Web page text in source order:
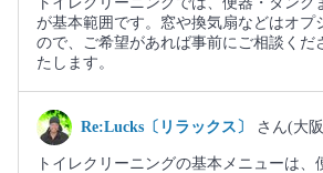
が基本範囲です。窓や換気扇などはオプ
ので、ご希望があれば事前にご相談くだ
たします。
Re:Lucks〔リラックス〕 さん(大
トイレクリーニングの基本メニューは、